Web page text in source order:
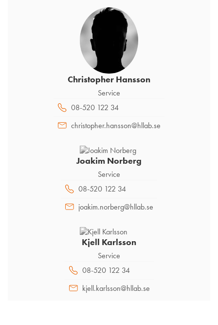
Christopher Hansson
Service
08-520 122 34
christopher.hansson@hllab.se
Joakim Norberg
Service
08-520 122 34
joakim.norberg@hllab.se
Kjell Karlsson
Service
08-520 122 34
kjell.karlsson@hllab.se